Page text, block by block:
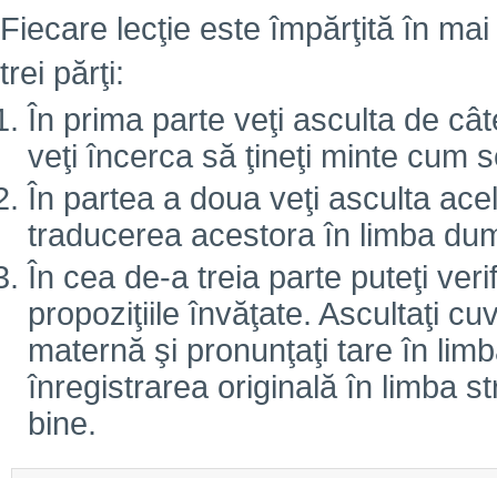
Fiecare lecţie este împărţită în
trei părţi:
În prima parte veţi asculta de
veţi încerca să ţineţi minte cum
În partea a doua veţi asculta
traducerea acestora în limba
În cea de-a treia parte puteţi
propoziţiile învăţate. Ascultaţi
maternă şi pronunţaţi tare în
înregistrarea originală în limba
bine.